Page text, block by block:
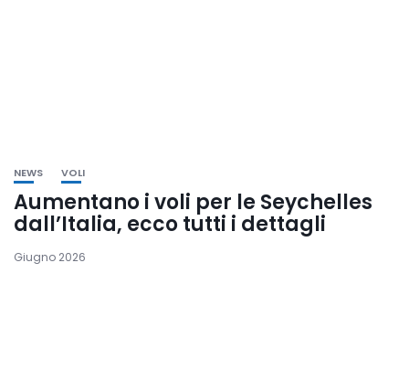
NEWS VOLI
Aumentano i voli per le Seychelles
dall’Italia, ecco tutti i dettagli
Giugno 2026